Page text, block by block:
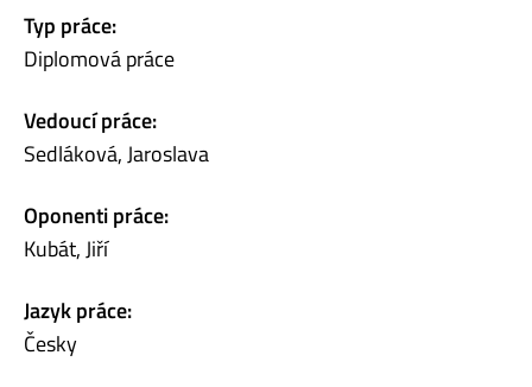
Typ práce:
Diplomová práce
Vedoucí práce:
Sedláková, Jaroslava
Oponenti práce:
Kubát, Jiří
Jazyk práce:
Česky